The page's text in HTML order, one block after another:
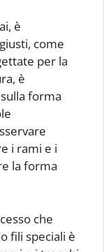
è
come
per la
è
forma
i rami e i
la forma
che
fili speciali è